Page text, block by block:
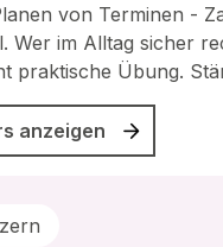
von Terminen -
Wer im Alltag sicher
praktische Übung.
anzeigen